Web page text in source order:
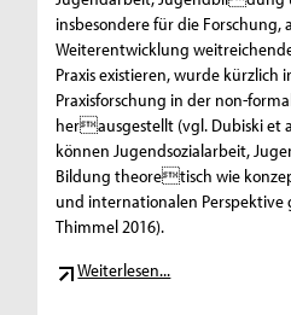
insbesondere für die Forschung,
Weiterentwicklung
Praxis existieren, wurde kürzlich
Praxisforschung in der non-
herausgestellt (vgl. Dubiski et
können Jugendsozialarbeit,
Bildung theoretisch wie
und internationalen Perspektive
Thimmel 2016).
Weiterlesen...